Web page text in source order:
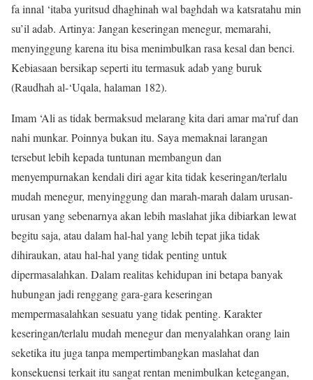
fa innal ‘itaba yuritsud dhaghinah wal baghdah wa katsratahu min
su’il adab. Artinya: Jangan keseringan menegur, memarahi,
menyinggung karena itu bisa menimbulkan rasa kesal dan benci.
Kebiasaan bersikap seperti itu termasuk adab yang buruk
(Raudhah al-‘Uqala, halaman 182).
Imam ‘Ali as tidak bermaksud melarang kita dari amar ma’ruf dan
nahi munkar. Poinnya bukan itu. Saya memaknai larangan
tersebut lebih kepada tuntunan membangun dan
menyempurnakan kendali diri agar kita tidak keseringan/terlalu
mudah menegur, menyinggung dan marah-marah dalam urusan-
urusan yang sebenarnya akan lebih maslahat jika dibiarkan lewat
begitu saja, atau dalam hal-hal yang lebih tepat jika tidak
dihiraukan, atau hal-hal yang tidak penting untuk
dipermasalahkan. Dalam realitas kehidupan ini betapa banyak
hubungan jadi renggang gara-gara keseringan
mempermasalahkan sesuatu yang tidak penting. Karakter
keseringan/terlalu mudah menegur dan menyalahkan orang lain
seketika itu juga tanpa mempertimbangkan maslahat dan
konsekuensi terkait itu sangat rentan menimbulkan ketegangan,